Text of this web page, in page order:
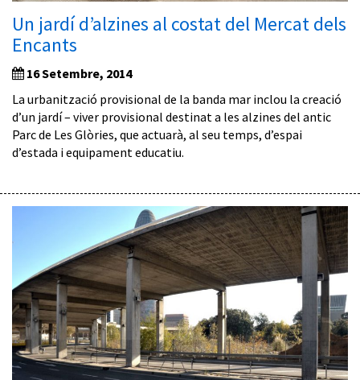
Un jardí d’alzines al costat del Mercat dels
Encants
16 Setembre, 2014
La urbanització provisional de la banda mar inclou la creació
d’un jardí – viver provisional destinat a les alzines del antic
Parc de Les Glòries, que actuarà, al seu temps, d’espai
d’estada i equipament educatiu.